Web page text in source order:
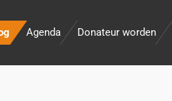
Agenda Donateur worden